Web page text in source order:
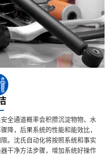
全通道概率会积攒沉淀物物、水
降，后果系统的性能和能效比，
。沈氏自动化将按照系统和事实
干净方法步骤，增加系统好操作